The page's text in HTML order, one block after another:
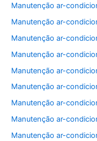
Manutenção ar-
Manutenção ar-
Manutenção ar-
Manutenção ar-
Manutenção ar-
Manutenção ar-
Manutenção ar-
Manutenção ar-
Manutenção ar-